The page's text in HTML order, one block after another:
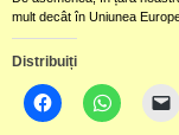
mult decât în Uniunea
Distribuiți